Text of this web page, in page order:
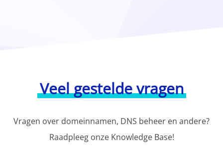
Veel gestelde vragen
Vragen over domeinnamen, DNS beheer en andere?
Raadpleeg onze Knowledge Base!